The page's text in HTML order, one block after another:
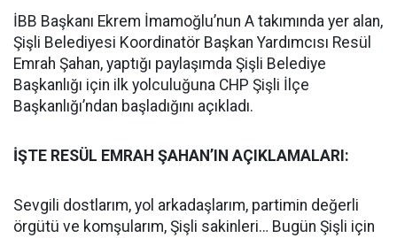
İBB Başkanı Ekrem İmamoğlu’nun A takımında yer alan,
Şişli Belediyesi Koordinatör Başkan Yardımcısı Resül
Emrah Şahan, yaptığı paylaşımda Şişli Belediye
Başkanlığı için ilk yolculuğuna CHP Şişli İlçe
Başkanlığı’ndan başladığını açıkladı.
İŞTE RESÜL EMRAH ŞAHAN’IN AÇIKLAMALARI:
Sevgili dostlarım, yol arkadaşlarım, partimin değerli
örgütü ve komşularım, Şişli sakinleri… Bugün Şişli için